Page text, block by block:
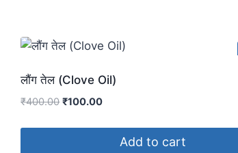
लौंग तेल (Clove Oil)
₹400.00 ₹100.00
Add to cart